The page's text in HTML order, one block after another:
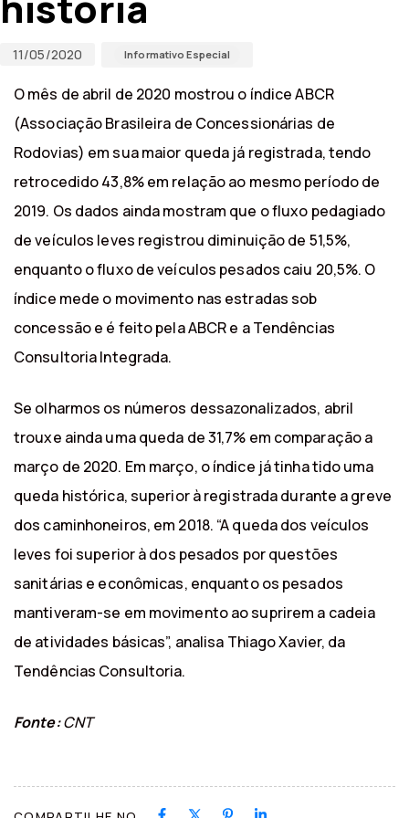
11/05/2020 Informativo Especial
O mês de abril de 2020 mostrou o índice ABCR
(Associação Brasileira de Concessionárias de
Rodovias) em sua maior queda já registrada, tendo
retrocedido 43,8% em relação ao mesmo período de
2019. Os dados ainda mostram que o fluxo pedagiado
de veículos leves registrou diminuição de 51,5%,
enquanto o fluxo de veículos pesados caiu 20,5%. O
índice mede o movimento nas estradas sob
concessão e é feito pela ABCR e a Tendências
Consultoria Integrada.
Se olharmos os números dessazonalizados, abril
trouxe ainda uma queda de 31,7% em comparação a
março de 2020. Em março, o índice já tinha tido uma
queda histórica, superior à registrada durante a greve
dos caminhoneiros, em 2018. “A queda dos veículos
leves foi superior à dos pesados por questões
sanitárias e econômicas, enquanto os pesados
mantiveram-se em movimento ao suprirem a cadeia
de atividades básicas”, analisa Thiago Xavier, da
Tendências Consultoria.
Fonte:CNT